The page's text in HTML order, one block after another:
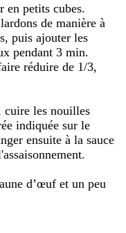
en petits cubes.
de manière à
puis ajouter les
pendant 3 min.
réduire de 1/3,
cuire les nouilles
indiquée sur le
ensuite à la sauce
d’œuf et un peu